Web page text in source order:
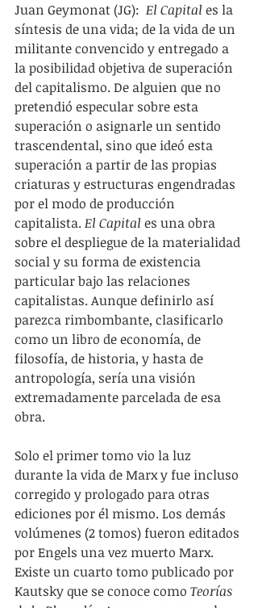
Juan Geymonat (JG): El Capital es la
síntesis de una vida; de la vida de un
militante convencido y entregado a
la posibilidad objetiva de superación
del capitalismo. De alguien que no
pretendió especular sobre esta
superación o asignarle un sentido
trascendental, sino que ideó esta
superación a partir de las propias
criaturas y estructuras engendradas
por el modo de producción
capitalista. El Capital es una obra
sobre el despliegue de la materialidad
social y su forma de existencia
particular bajo las relaciones
capitalistas. Aunque definirlo así
parezca rimbombante, clasificarlo
como un libro de economía, de
filosofía, de historia, y hasta de
antropología, sería una visión
extremadamente parcelada de esa
obra.
Solo el primer tomo vio la luz
durante la vida de Marx y fue incluso
corregido y prologado para otras
ediciones por él mismo. Los demás
volúmenes (2 tomos) fueron editados
por Engels una vez muerto Marx.
Existe un cuarto tomo publicado por
Kautsky que se conoce como Teorías